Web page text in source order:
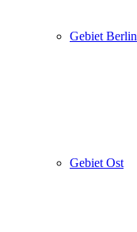
Gebiet Berlin
Gebiet Ost